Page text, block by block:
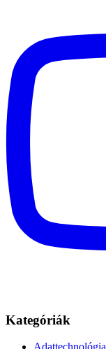
Kategóriák